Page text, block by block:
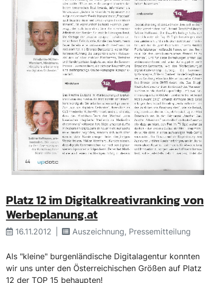
Platz 12 im Digitalkreativranking von
Werbeplanung.at
16.11.2012 Auszeichnung, Pressemitteilung
Als "kleine" burgenländische Digitalagentur konnten
wir uns unter den Österreichischen Größen auf Platz
12 der TOP 15 behaupten!